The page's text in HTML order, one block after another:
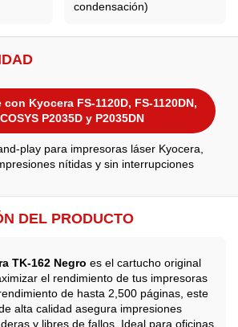
condensación)
Kyocera FS-1120D, FS-1120DN,
P2035D y P2035DN
play para impresoras láser Kyocera,
nítidas y sin interrupciones
DEL PRODUCTO
TK-162 Negro es el cartucho original
el rendimiento de tus impresoras
de hasta 2,500 páginas, este
alta calidad asegura impresiones
y libres de fallos. Ideal para oficinas